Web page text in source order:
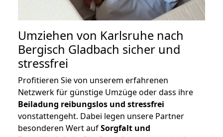
Umziehen von Karlsruhe nach
Bergisch Gladbach sicher und
stressfrei
Profitieren Sie von unserem erfahrenen
Netzwerk für günstige Umzüge oder dass ihre
Beiladung reibungslos und stressfrei
vonstattengeht. Dabei legen unsere Partner
besonderen Wert aufSorgfalt und